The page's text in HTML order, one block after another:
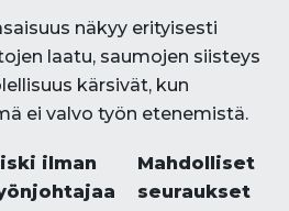
näkyy erityisesti
laatu, saumojen siisteys
kärsivät, kun
ei valvo työn etenemistä.
ilman
Mahdolliset
seuraukset